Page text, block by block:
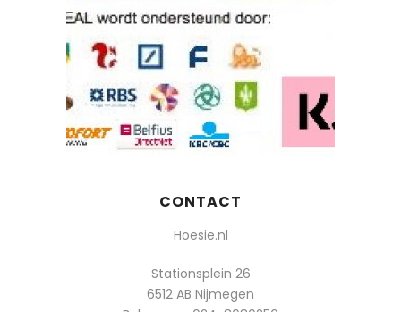
CONTACT
Hoesie.nl
Stationsplein 26
6512 AB Nijmegen